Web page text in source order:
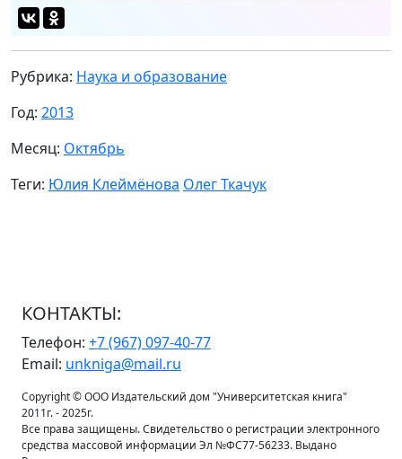
Рубрика: Наука и образование
Год: 2013
Месяц: Октябрь
Теги: Юлия Клеймёнова Олег Ткачук
КОНТАКТЫ:
Телефон: +7 (967) 097-40-77
Email: unkniga@mail.ru
Copyright © ООО Издательский дом "Университетская книга"
2011г. - 2025г.
Все права защищены. Свидетельство о регистрации электронного
средства массовой информации Эл №ФС77-56233. Выдано